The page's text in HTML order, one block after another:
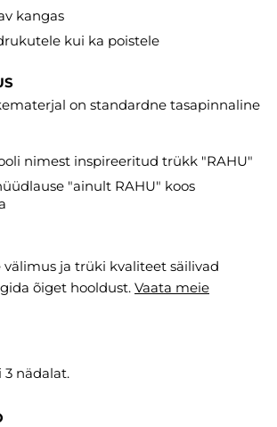
kangas
kui ka poistele
on standardne tasapinnaline
nimest inspireeritud trükk "RAHU"
"ainult RAHU" koos
ja trüki kvaliteet säilivad
õiget hooldust. Vaata meie
nädalat.